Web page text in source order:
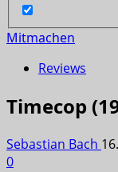
Mitmachen
Reviews
Timecop
Sebastian Bach
0